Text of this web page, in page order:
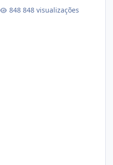
848 visualizações